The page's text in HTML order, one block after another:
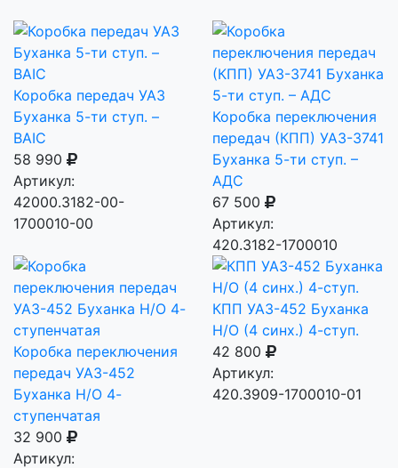
Коробка передач УАЗ
Буханка 5-ти ступ. –
BAIC
58 990
Артикул:
42000.3182-00-
1700010-00
Коробка переключения
передач (КПП) УАЗ-3741
Буханка 5-ти ступ. –
АДС
67 500
Артикул:
420.3182-1700010
Коробка переключения
передач УАЗ-452
Буханка Н/О 4-
ступенчатая
32 900
Артикул:
КПП УАЗ-452 Буханка
Н/О (4 синх.) 4-ступ.
42 800
Артикул:
420.3909-1700010-01